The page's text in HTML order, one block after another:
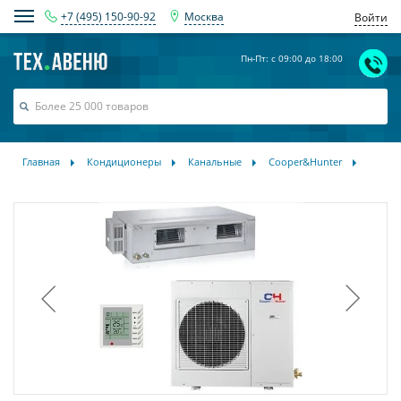
+7 (495) 150-90-92 Москва Войти
Пн-Пт: с 09:00 до 18:00
Главная Кондиционеры Канальные Cooper&Hunter